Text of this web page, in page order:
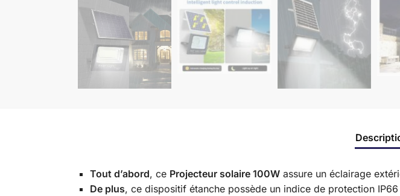
Tout d’abord, ce Projecteur solaire 100Wassure un éclairage
De plus, ce dispositif étanche possède un indice de protection